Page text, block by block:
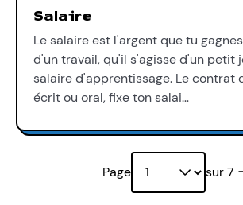
Salaire
Le salaire est l'argent que tu
d'un travail, qu'il s'agisse d'un petit
salaire d'apprentissage. Le contrat
écrit ou oral, fixe ton salai…
Page sur 7